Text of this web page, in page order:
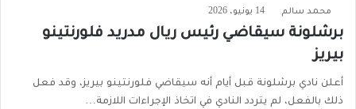
محمد سالم 14 يونيو، 2026
برشلونة سيقاضي رئيس ريال مدريد فلورنتينو
بيريز
أعلن نادي برشلونة قبل أيام أنه سيقاضي فلورنتينو بيريز، وقد فعل
ذلك بالفعل، لم يتردد النادي في اتخاذ الإجراءات اللازمة…